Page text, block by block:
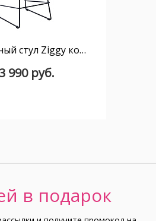
Полубарный стул Ziggy коричневый
990 руб.
в подарок